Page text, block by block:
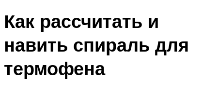
Как рассчитать и
навить спираль для
термофена